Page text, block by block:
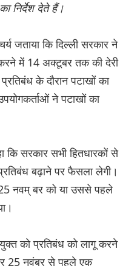
निर्देश देते हैं।
जताया कि दिल्ली सरकार ने
में 14 अक्टूबर तक की देरी
के दौरान पटाखों का
ने पटाखों का
सरकार सभी हितधारकों से
बढ़ाने पर फैसला लेगी।
नवम् बर को या उससे पहले
को प्रतिबंध को लागू करने
25 नवंबर से पहले एक